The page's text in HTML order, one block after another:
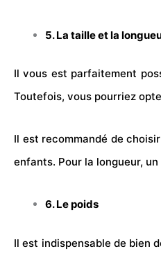
5. La taille et la
Il vous est parfaitement
Toutefois, vous pourriez
Il est recommandé de
enfants. Pour la longueur,
6. Le poids
Il est indispensable de bien